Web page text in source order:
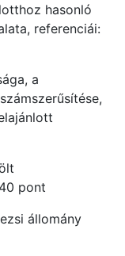
hasonló
referenciái:
a
pont
állomány